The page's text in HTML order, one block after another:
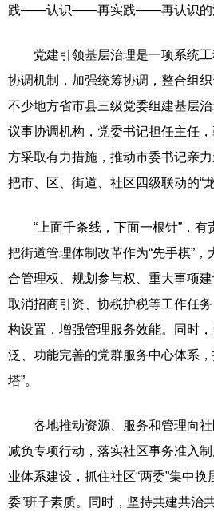
践——认识——再实践——再认识的
党建引领基层治理是一项系统工
协调机制，加强统筹协调，整合组织
不少地方省市县三级党委组建基层
议事协调机构，党委书记担任主任
方采取有力措施，推动市委书记亲
把市、区、街道、社区四级联动的“龙
“上面千条线，下面一根针”，有
把街道管理体制改革作为“先手棋”
合管理权、规划参与权、重大事项
取消招商引资、协税护税等工作任
构设置，增强管理服务效能。同时
泛、功能完善的党群服务中心体系
塔”。
各地推动资源、服务和管理向社
减负专项行动，落实社区事务准入
业体系建设，抓住社区“两委”集中换
委”班子素质。同时，坚持共建共治